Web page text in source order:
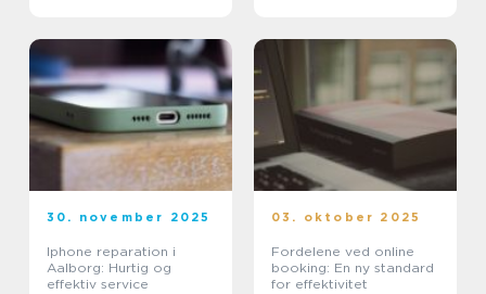
30. november 2025
Iphone reparation i
Aalborg: Hurtig og
effektiv service
03. oktober 2025
Fordelene ved online
booking: En ny standard
for effektivitet